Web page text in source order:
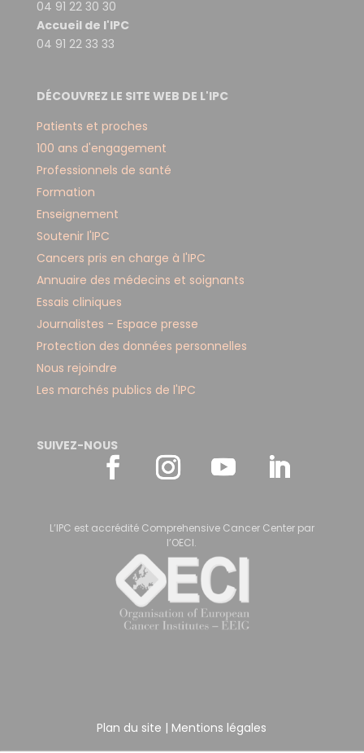
04 91 22 30 30
Accueil de l'IPC
04 91 22 33 33
DÉCOUVREZ LE SITE WEB DE L'IPC
Patients et proches
100 ans d'engagement
Professionnels de santé
Formation
Enseignement
Soutenir l'IPC
Cancers pris en charge à l'IPC
Annuaire des médecins et soignants
Essais cliniques
Journalistes - Espace presse
Protection des données personnelles
Nous rejoindre
Les marchés publics de l'IPC
SUIVEZ-NOUS
L’IPC est accrédité Comprehensive Cancer Center par
l’OECI.
Plan du site | Mentions légales